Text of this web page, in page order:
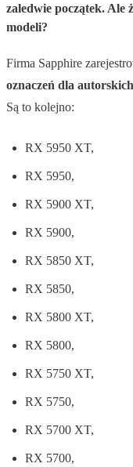
zaledwie początek. Ale
modeli?
Firma Sapphire
oznaczeń dla
Są to kolejno:
RX 5950 XT,
RX 5950,
RX 5900 XT,
RX 5900,
RX 5850 XT,
RX 5850,
RX 5800 XT,
RX 5800,
RX 5750 XT,
RX 5750,
RX 5700 XT,
RX 5700,